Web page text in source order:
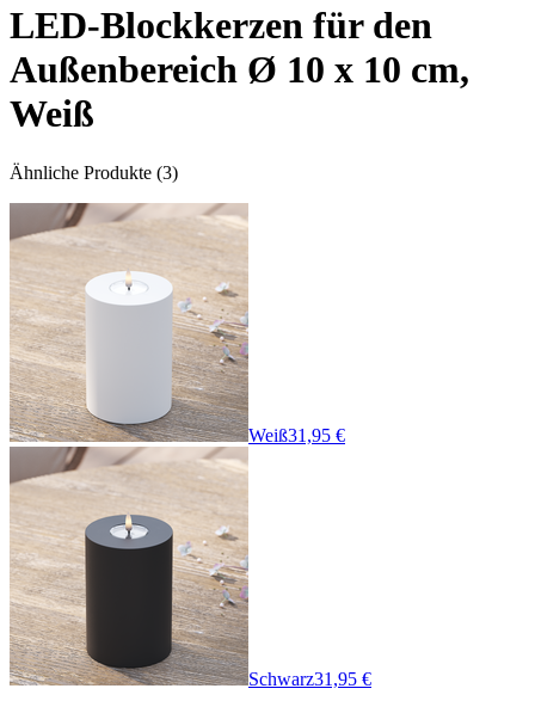
LED-Blockkerzen für den
Außenbereich Ø 10 x 10 cm,
Weiß
Ähnliche Produkte (3)
Weiß31,95 €
Schwarz31,95 €